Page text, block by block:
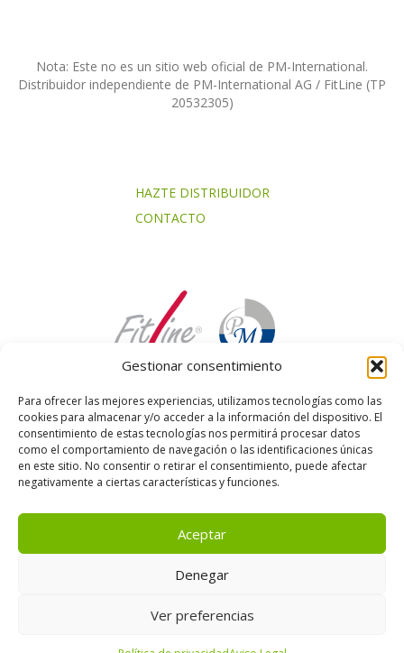
Gestionar consentimiento
Para ofrecer las mejores experiencias, utilizamos tecnologías como las
cookies para almacenar y/o acceder a la información del dispositivo. El
consentimiento de estas tecnologías nos permitirá procesar datos
como el comportamiento de navegación o las identificaciones únicas
en este sitio. No consentir o retirar el consentimiento, puede afectar
negativamente a ciertas características y funciones.
Aceptar
Denegar
Ver preferencias
Nota: Este no es un sitio web oficial de PM-International.
Distribuidor independiente de PM-International AG / FitLine (TP
20532305)
HAZTE DISTRIBUIDOR
CONTACTO
© 2026 Distribuidor independiente de PM-International AG /
FitLine |Aviso Legal|Política de Privacidad